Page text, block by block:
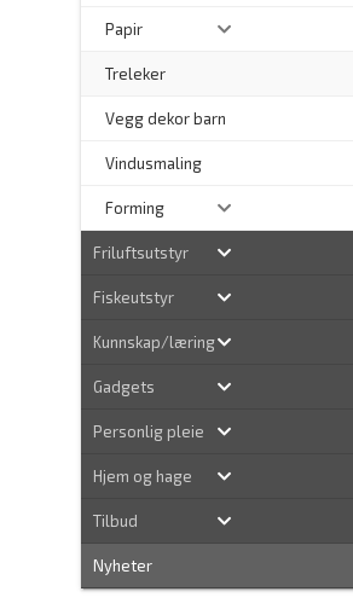
Papir
Treleker
Vegg dekor barn
Vindusmaling
Forming
Friluftsutstyr
Fiskeutstyr
Kunnskap/læring
Gadgets
Personlig pleie
Hjem og hage
Tilbud
Nyheter